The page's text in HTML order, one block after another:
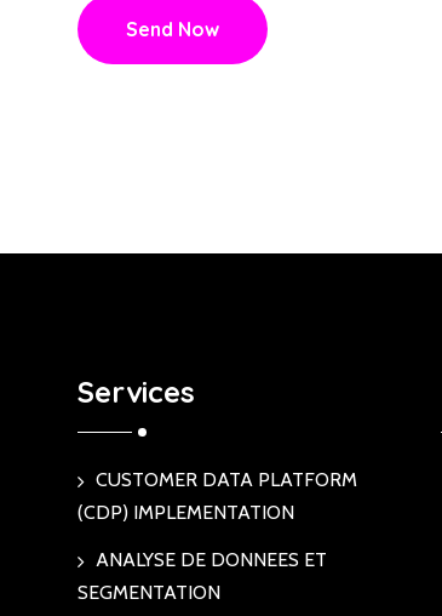
Send Now
Services
CUSTOMER DATA PLATFORM
(CDP) IMPLEMENTATION
ANALYSE DE DONNEES ET
SEGMENTATION